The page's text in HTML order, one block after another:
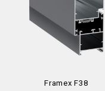
Framex F38